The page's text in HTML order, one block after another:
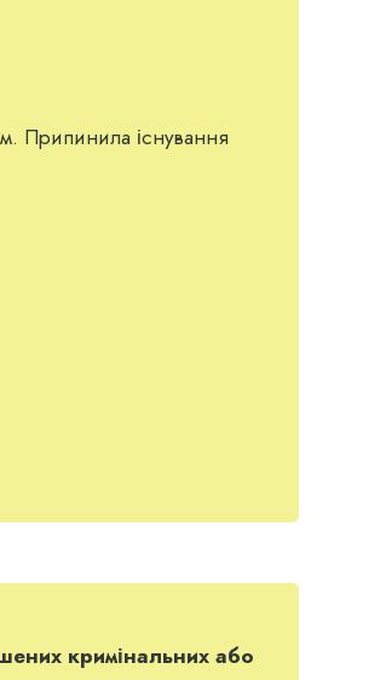
Припинила існування
вже існуюча партія, що
кримінальних або